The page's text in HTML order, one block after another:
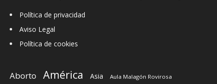
Política de privacidad
Aviso Legal
Política de cookies
Aborto América Asia Aula Malagón Rovirosa